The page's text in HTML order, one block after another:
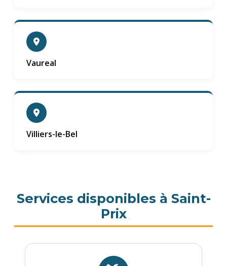
Vaureal
Villiers-le-Bel
Services disponibles à Saint-
Prix